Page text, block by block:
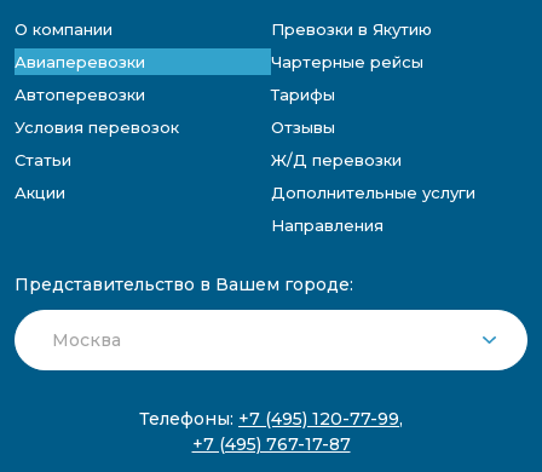
О компании
Превозки в Якутию
Авиаперевозки
Чартерные рейсы
Автоперевозки
Тарифы
Условия перевозок
Отзывы
Статьи
Ж/Д перевозки
Акции
Дополнительные услуги
Направления
Представительство в Вашем городе:
Телефоны: +7 (495) 120-77-99,
+7 (495) 767-17-87